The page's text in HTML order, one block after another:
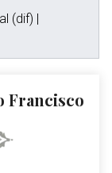
(dif) |
Francisco